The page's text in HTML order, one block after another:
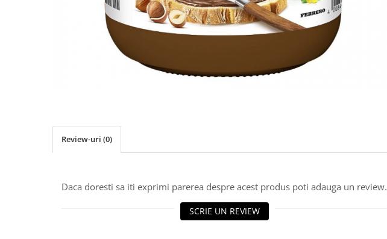
Review-uri (0)
Daca doresti sa iti exprimi parerea despre acest produs poti adauga un review.
SCRIE UN REVIEW